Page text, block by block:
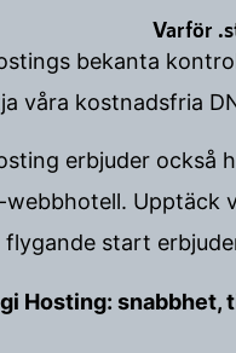
Varför
bekanta
våra kostnadsfria
erbjuder också
webbhotell. Upptäck
flygande start
Hosting: